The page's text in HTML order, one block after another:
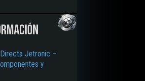
Jetronic –
y